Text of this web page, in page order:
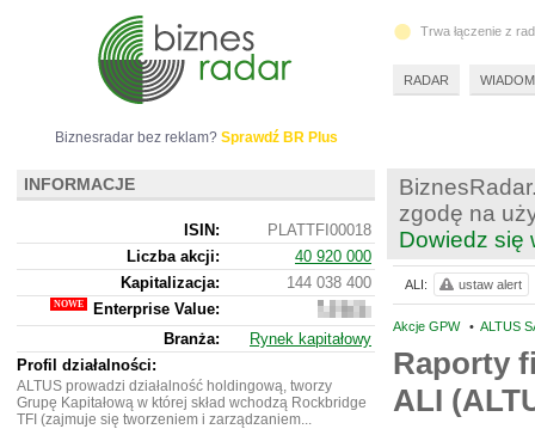
zgodę na
Dowiedz się
Akcje GPW • ALTUS
Raporty
ALI
ALI: ustaw alert
Biznesradar bez reklam? Sprawdź BR Plus
INFORMACJE
ISIN:
PLATTFI00018
Liczba akcji:
40 920 000
Kapitalizacja:
144 038 400
Enterprise Value:
136
050
400
Branża:
Rynek kapitałowy
Profil działalności:
ALTUS prowadzi działalność holdingową, tworzy
Grupę Kapitałową w której skład wchodzą Rockbridge
TFI (zajmuje się tworzeniem i zarządzaniem...
Trwa łączenie z
RADAR